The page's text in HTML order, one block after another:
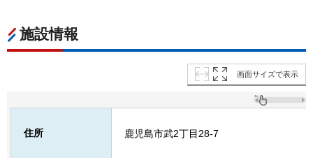
施設情報
画面サイズで表示
住所 鹿児島市武2丁目28-7